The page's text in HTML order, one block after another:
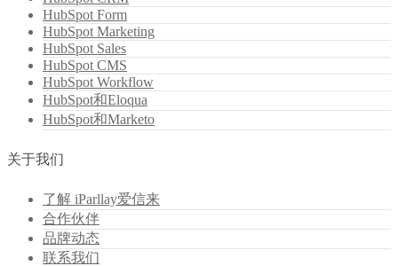
HubSpot Form
HubSpot Marketing
HubSpot Sales
HubSpot CMS
HubSpot Workflow
HubSpot和Eloqua
HubSpot和Marketo
关于我们
了解 iParllay爱信来
合作伙伴
品牌动态
联系我们